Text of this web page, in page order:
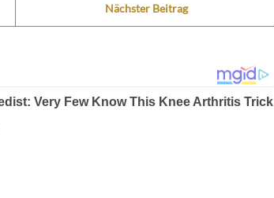
Nächster Beitrag